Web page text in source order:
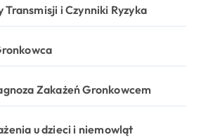
Transmisji i Czynniki Ryzyka
Zakażeń Gronkowcem
u dzieci i niemowląt